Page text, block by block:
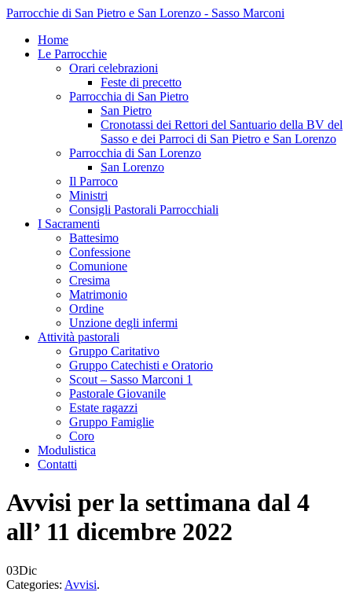
Parrocchie di San Pietro e San Lorenzo - Sasso Marconi
Home
Le Parrocchie
Orari celebrazioni
Feste di precetto
Parrocchia di San Pietro
San Pietro
Cronotassi dei Rettori del Santuario della BV del
Sasso e dei Parroci di San Pietro e San Lorenzo
Parrocchia di San Lorenzo
San Lorenzo
Il Parroco
Ministri
Consigli Pastorali Parrocchiali
I Sacramenti
Battesimo
Confessione
Comunione
Cresima
Matrimonio
Ordine
Unzione degli infermi
Attività pastorali
Gruppo Caritativo
Gruppo Catechisti e Oratorio
Scout – Sasso Marconi 1
Pastorale Giovanile
Estate ragazzi
Gruppo Famiglie
Coro
Modulistica
Contatti
Avvisi per la settimana dal 4
all’ 11 dicembre 2022
03Dic
Categories: Avvisi.